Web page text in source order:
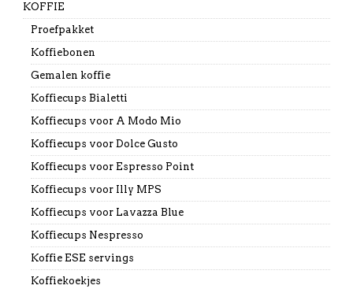
KOFFIE
Proefpakket
Koffiebonen
Gemalen koffie
Koffiecups Bialetti
Koffiecups voor A Modo Mio
Koffiecups voor Dolce Gusto
Koffiecups voor Espresso Point
Koffiecups voor Illy MPS
Koffiecups voor Lavazza Blue
Koffiecups Nespresso
Koffie ESE servings
Koffiekoekjes